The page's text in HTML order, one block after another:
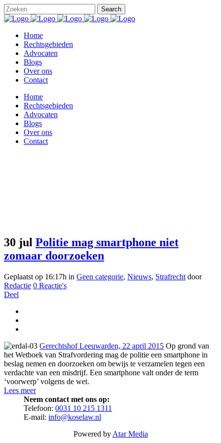
Home
Rechtsgebieden
Advocaten
Blogs
Over ons
Contact
Home
Rechtsgebieden
Advocaten
Blogs
Over ons
Contact
30 jul Politie mag smartphone niet
zomaar doorzoeken
Geplaatst op 16:17h in Geen categorie, Nieuws, Strafrecht door
Redactie 0 Reactie's
Deel
Gerechtshof Leeuwarden, 22 april 2015 Op grond van
het Wetboek van Strafvordering mag de politie een smartphone in
beslag nemen en doorzoeken om bewijs te verzamelen tegen een
verdachte van een misdrijf. Een smartphone valt onder de term
‘voorwerp’ volgens de wet.
Lees meer
Neem contact met ons op:
Telefoon: 0031 10 215 1311
E-mail: info@koselaw.nl
Powered by Atar Media